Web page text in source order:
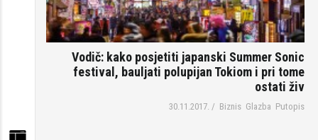
Vodič: kako posjetiti japanski Summer Sonic
festival, bauljati polupijan Tokiom i pri tome
ostati živ
30.11.2017. / Biznis Glazba Putopis